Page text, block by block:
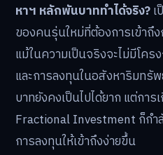
หาฯ หลักพันบาททำได้จริง?
ของคนรุ่นใหม่ที่ต้องการเข้าถึ
แม้ในความเป็นจริงจะไม่มีโค
และการลงทุนในอสังหาริมทรั
บาทยังคงเป็นไปได้ยาก แต่กา
Fractional Investment ก็กำ
การลงทุนให้เข้าถึงง่ายขึ้น